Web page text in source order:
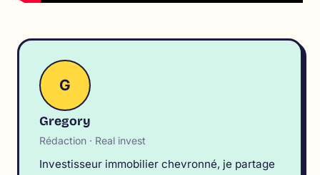
G
Gregory
Rédaction · Real invest
Investisseur immobilier chevronné, je partage